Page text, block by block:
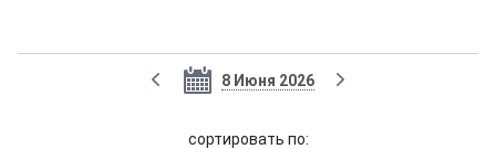
8 Июня 2026
cортировать по: